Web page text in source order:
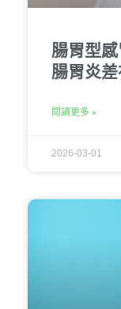
腸胃型
腸胃炎差
閱讀更多 »
2026-03-01